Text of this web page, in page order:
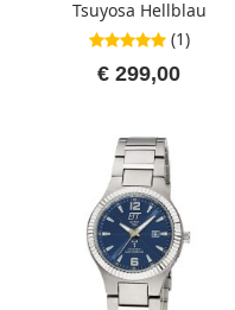
Tsuyosa Hellblau
5,0 von 5 Sternen
(1)
€ 299,00